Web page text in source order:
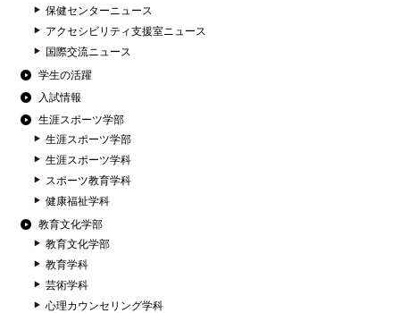
保健センターニュース
アクセシビリティ支援室ニュース
国際交流ニュース
学生の活躍
入試情報
生涯スポーツ学部
生涯スポーツ学部
生涯スポーツ学科
スポーツ教育学科
健康福祉学科
教育文化学部
教育文化学部
教育学科
芸術学科
心理カウンセリング学科